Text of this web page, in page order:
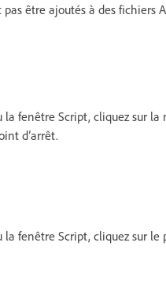
être ajoutés à des fichiers
la fenêtre Script, cliquez sur
d’arrêt.
fenêtre Script, cliquez sur le